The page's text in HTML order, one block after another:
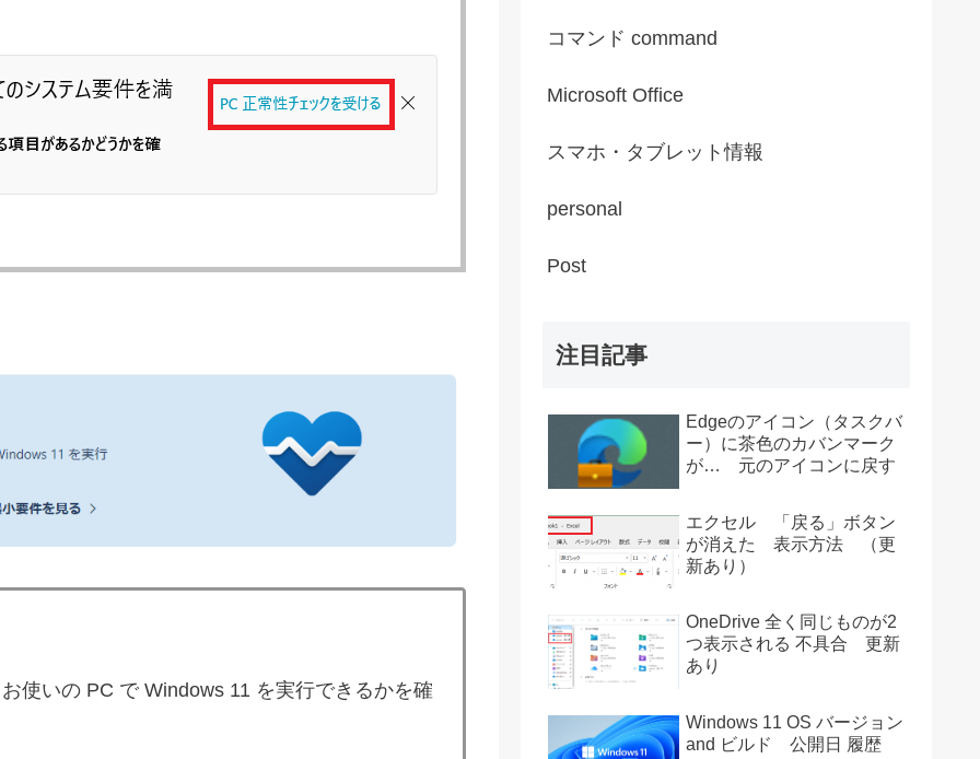
使いの PC で Windows 11 を実行できるかを確
コマンド command
Microsoft Office
スマホ・タブレット情報
personal
Post
注目記事
Edgeのアイコン（タスクバ
ー）に茶色のカバンマーク
が… 元のアイコンに戻す
エクセル 「戻る」ボタン
が消えた 表示方法 （更
新あり）
OneDrive 全く同じものが2
つ表示される 不具合 更新
あり
Windows 11 OS バージョン
and ビルド 公開日 履歴